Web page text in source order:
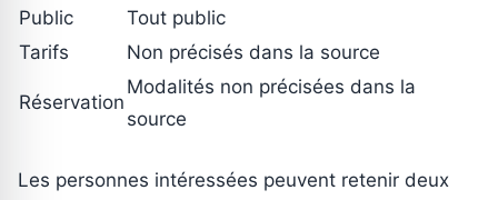
Public
Tout public
Tarifs
Non précisés dans la source
Réservation
Modalités non précisées dans la
source
Les personnes intéressées peuvent retenir deux